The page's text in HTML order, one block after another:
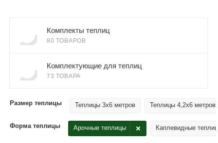
Комплекты теплиц
80 ТОВАРОВ
Комплектующие для теплиц
73 ТОВАРА
Размер теплицы Теплицы 3х6 метров Теплицы 4,2х6 метров
Форма теплицы Арочные теплицы Каплевидные